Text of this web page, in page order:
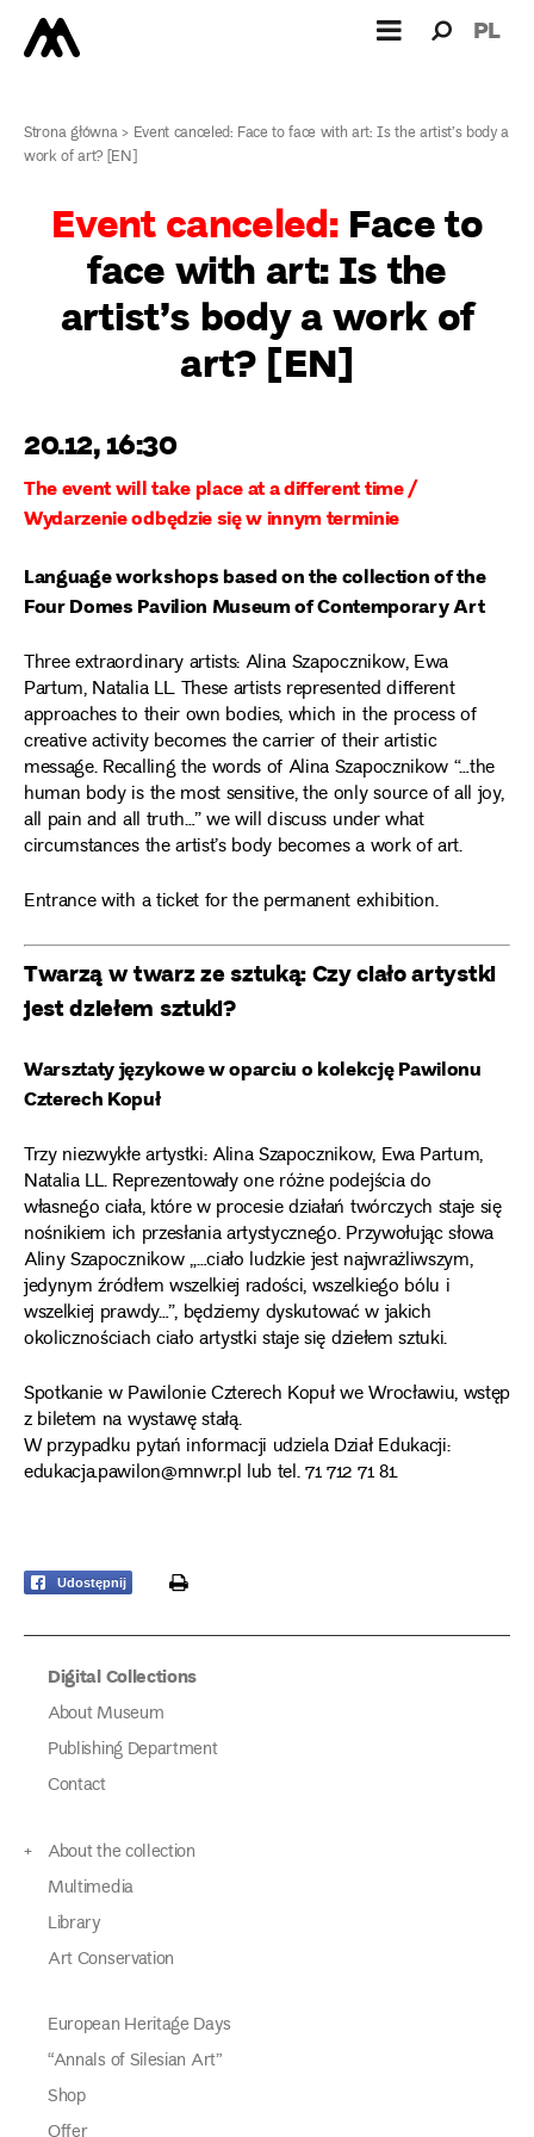
Search
Search
for: PL
Strona główna> Event canceled: Face to face with art: Is the artist’s body a
work of art? [EN]
Event canceled:Face to
face with art: Is the
artist’s body a work of
art? [EN]
20.12, 16:30
The event will take place at a different time /
Wydarzenie odbędzie się w innym terminie
Language workshops based on the collection of the
Four Domes Pavilion Museum of Contemporary Art
Three extraordinary artists: Alina Szapocznikow, Ewa
Partum, Natalia LL. These artists represented different
approaches to their own bodies, which in the process of
creative activity becomes the carrier of their artistic
message. Recalling the words of Alina Szapocznikow “…the
human body is the most sensitive, the only source of all joy,
all pain and all truth…” we will discuss under what
circumstances the artist’s body becomes a work of art.
Entrance with a ticket for the permanent exhibition.
Twarzą w twarz ze sztuką: Czy ciało artystki
jest dziełem sztuki?
Warsztaty językowe w oparciu o kolekcję Pawilonu
Czterech Kopuł
Trzy niezwykłe artystki: Alina Szapocznikow, Ewa Partum,
Natalia LL. Reprezentowały one różne podejścia do
własnego ciała, które w procesie działań twórczych staje się
nośnikiem ich przesłania artystycznego. Przywołując słowa
Aliny Szapocznikow „…ciało ludzkie jest najwrażliwszym,
jedynym źródłem wszelkiej radości, wszelkiego bólu i
wszelkiej prawdy…”, będziemy dyskutować w jakich
okolicznościach ciało artystki staje się dziełem sztuki.
Spotkanie w Pawilonie Czterech Kopuł we Wrocławiu, wstęp
z biletem na wystawę stałą.
W przypadku pytań informacji udziela Dział Edukacji:
edukacja.pawilon@mnwr.pl lub tel. 71 712 71 81.
Udostępnij print
Digital Collections
About Museum
Publishing Department
Contact
About the collection
Multimedia
Library
Art Conservation
European Heritage Days
“Annals of Silesian Art”
Shop